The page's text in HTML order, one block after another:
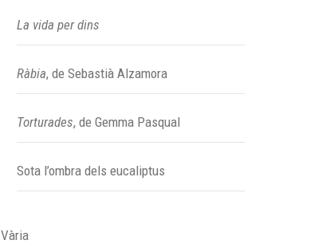
La vida per dins
Ràbia, de Sebastià Alzamora
Torturades, de Gemma Pasqual
Sota l’ombra dels eucaliptus
Vària